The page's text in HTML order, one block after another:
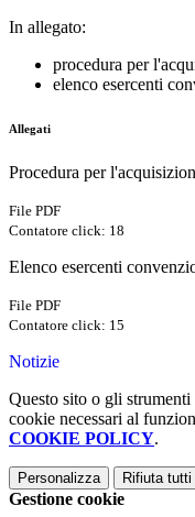
In allegato:
procedura per
elenco esercenti
Allegati
Procedura per
File PDF
Contatore click: 18
Elenco esercenti
File PDF
Contatore click: 15
Notizie
Questo sito o gli
cookie necessari al
COOKIE POLICY.
Personalizza Rifiuta tutti
Gestione cookie